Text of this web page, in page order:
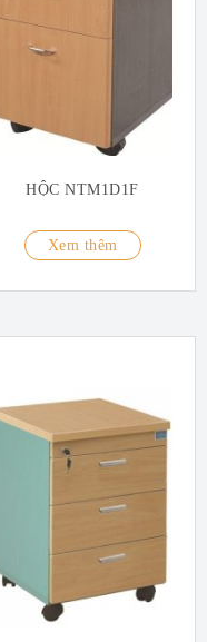
HỘC NTM1D1F
Xem thêm